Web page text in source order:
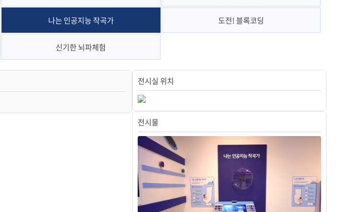
나는 인공지능 작곡가 도전! 블록코딩
신기한 뇌파체험
전시실 위치
전시물